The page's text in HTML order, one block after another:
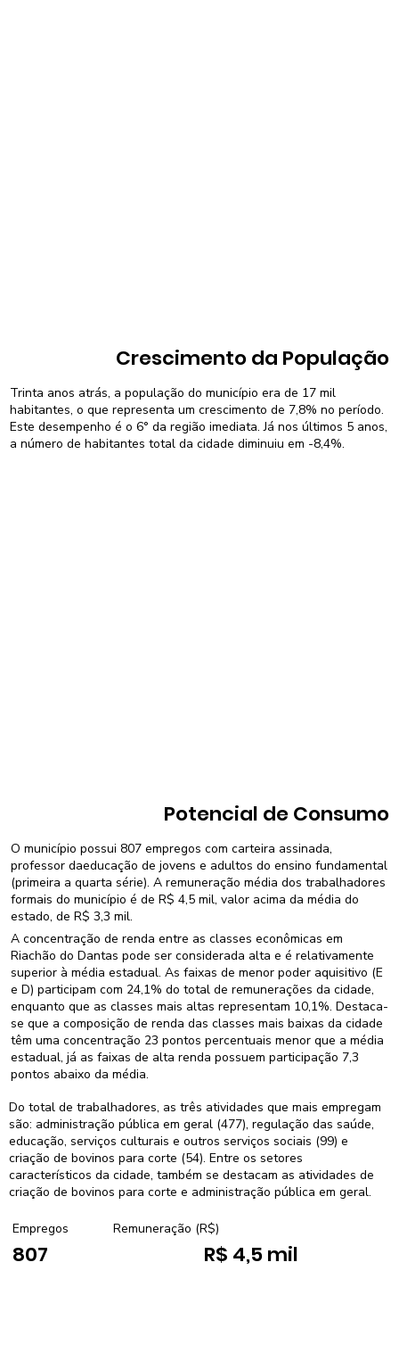
Crescimento da População
Trinta anos atrás, a população do município era de 17 mil
habitantes, o que representa um crescimento de 7,8% no período.
Este desempenho é o 6° da região imediata. Já nos últimos 5 anos,
a número de habitantes total da cidade diminuiu em -8,4%.
Potencial de Consumo
O município possui 807 empregos com carteira assinada,
professor daeducação de jovens e adultos do ensino fundamental
(primeira a quarta série). A remuneração média dos trabalhadores
formais do município é de R$ 4,5 mil, valor acima da média do
estado, de R$ 3,3 mil.
A concentração de renda entre as classes econômicas em
Riachão do Dantas pode ser considerada alta e é relativamente
superior à média estadual. As faixas de menor poder aquisitivo (E
e D) participam com 24,1% do total de remunerações da cidade,
enquanto que as classes mais altas representam 10,1%. Destaca-
se que a composição de renda das classes mais baixas da cidade
têm uma concentração 23 pontos percentuais menor que a média
estadual, já as faixas de alta renda possuem participação 7,3
pontos abaixo da média.
Do total de trabalhadores, as três atividades que mais empregam
são: administração pública em geral (477), regulação das saúde,
educação, serviços culturais e outros serviços sociais (99) e
criação de bovinos para corte (54). Entre os setores
característicos da cidade, também se destacam as atividades de
criação de bovinos para corte e administração pública em geral.
Empregos
807
Remuneração (R$)
R$ 4,5 mil